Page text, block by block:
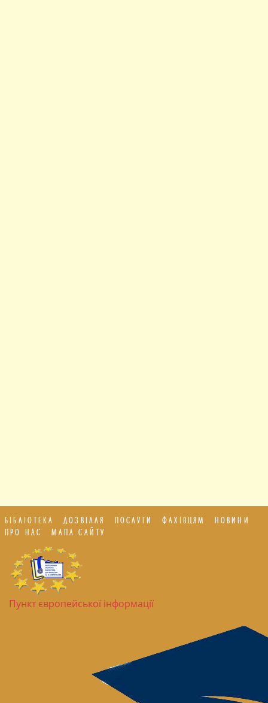
БІБЛІОТЕКА ДОЗВІЛЛЯ ПОСЛУГИ ФАХІВЦЯМ
НОВИНИ
ПРО НАС
МАПА САЙТУ
Пункт європейської інформації